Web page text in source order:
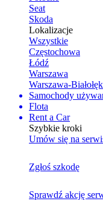
Seat
Skoda
Lokalizacje
Wszystkie
Częstochowa
Łódź
Warszawa
Warszawa-
Samochody
Flota
Rent a Car
Szybkie kroki
Umów się na
Zgłoś szkodę
Sprawdź akcję